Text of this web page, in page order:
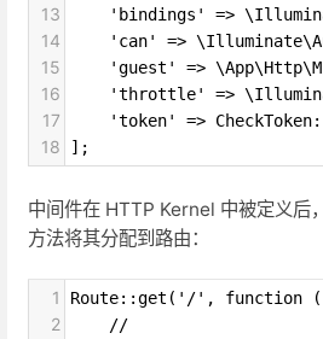
13
'bindings' =>
14
'can' =>
15
'guest' =>
16
'throttle' =>
17
'token' =>
18 ];
中间件在 HTTP Kernel 中被定义后
方法将其分配到路由：
1 Route::get('/', function
2
    //